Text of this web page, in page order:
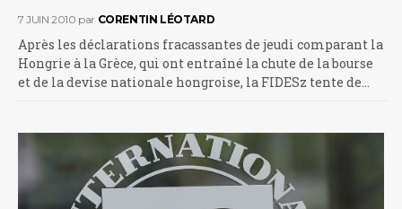
7 JUIN 2010 par CORENTIN LÉOTARD
Après les déclarations fracassantes de jeudi comparant la
Hongrie à la Grèce, qui ont entraîné la chute de la bourse
et de la devise nationale hongroise, la FIDESz tente de…